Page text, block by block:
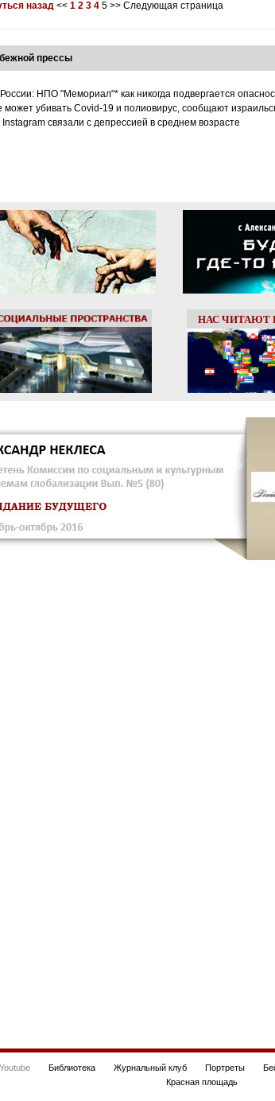
назад << 1 2 3 4 5 >> Следующая страница
прессы
НПО "Мемориал"* как никогда подвергается
может убивать Covid-19 и полиовирус, сообщают
связали с депрессией в среднем возрасте
НАС ЧИТАЮТ
Библиотека Журнальный клуб Портреты
Красная площадь